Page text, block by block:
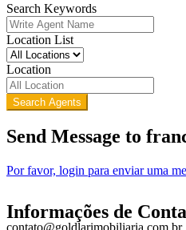
Search Keywords
Location List
Location
Search Agents
Send Message to
Por favor, login para enviar uma
Informações de